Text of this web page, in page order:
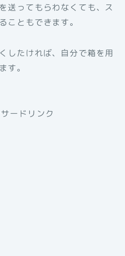
送ってもらわなくても、ス
こともできます。
したければ、自分で箱を用
す。
ードリンク